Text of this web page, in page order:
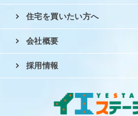
住宅を買いたい方へ
会社概要
採用情報